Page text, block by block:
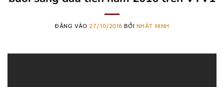
ĐĂNG VÀO 27/10/2016 BỞI NHẬT NINH